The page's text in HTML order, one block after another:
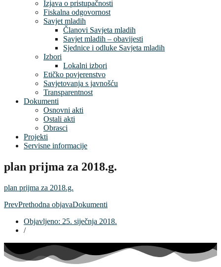
Izjava o pristupačnosti
Fiskalna odgovornost
Savjet mladih
Članovi Savjeta mladih
Savjet mladih – obavijesti
Sjednice i odluke Savjeta mladih
Izbori
Lokalni izbori
Etičko povjerenstvo
Savjetovanja s javnošću
Transparentnost
Dokumenti
Osnovni akti
Ostali akti
Obrasci
Projekti
Servisne informacije
plan prijma za 2018.g.
plan prijma za 2018.g.
PrevPrethodna objavaDokumenti
Objavljeno: 25. siječnja 2018.
/